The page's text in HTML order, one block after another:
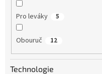
Pro leváky 5
Obouruč 12
Technologie